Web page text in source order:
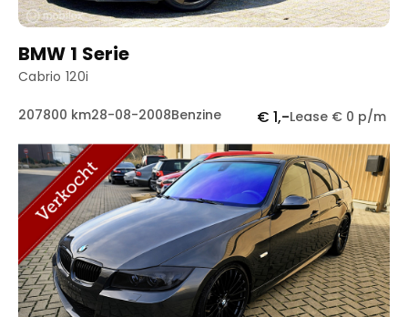
BMW 1 Serie
Cabrio 120i
207800 km28-08-2008Benzine € 1,-Lease € 0 p/m